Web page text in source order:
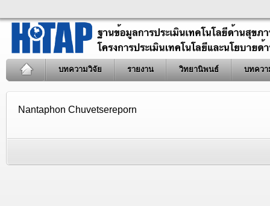
บทความวิจัย รายงาน วิทยานิพนธ์ บทควา
Nantaphon Chuvetsereporn